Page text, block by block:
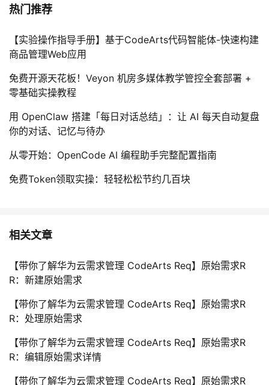
热门推荐
【实验操作指导手册】基于CodeArts代码智能体-快速构建
商品管理Web应用
免费开源天花板！Veyon 机房多媒体教学管控全套部署 +
零基础实操教程
用 OpenClaw 搭建「每日对话总结」：让 AI 每天自动复盘
你的对话、记忆与待办
从零开始：OpenCode AI 编程助手完整配置指南
免费Token领取实操：轻轻松松节约几百块
相关文章
【带你了解华为云需求管理 CodeArts Req】原始需求R
R：新建原始需求
【带你了解华为云需求管理 CodeArts Req】原始需求R
R：处理原始需求
【带你了解华为云需求管理 CodeArts Req】原始需求R
R：编辑原始需求详情
【带你了解华为云需求管理 CodeArts Req】原始需求R